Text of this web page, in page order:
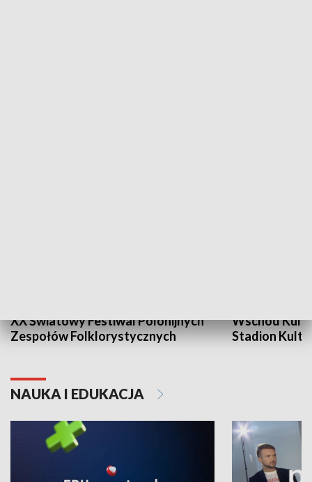
XX Światowy Festiwal Polonijnych
Zespołów Folklorystycznych
Wschód
Stadion
NAUKA I EDUKACJA